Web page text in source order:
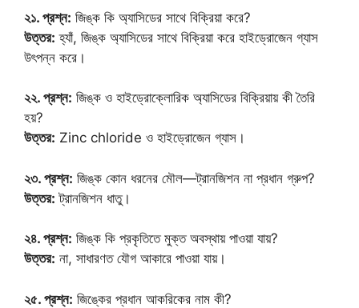
২১. প্রশ্ন: জিঙ্ক কি অ্যাসিডের সাথে বিক্রিয়া করে?
উত্তর: হ্যাঁ, জিঙ্ক অ্যাসিডের সাথে বিক্রিয়া করে হাইড্রোজেন গ্যাস
উৎপন্ন করে।
২২. প্রশ্ন: জিঙ্ক ও হাইড্রোক্লোরিক অ্যাসিডের বিক্রিয়ায় কী তৈরি
হয়?
উত্তর: Zinc chloride ও হাইড্রোজেন গ্যাস।
২৩. প্রশ্ন: জিঙ্ক কোন ধরনের মৌল—ট্রানজিশন না প্রধান গ্রুপ?
উত্তর: ট্রানজিশন ধাতু।
২৪. প্রশ্ন: জিঙ্ক কি প্রকৃতিতে মুক্ত অবস্থায় পাওয়া যায়?
উত্তর: না, সাধারণত যৌগ আকারে পাওয়া যায়।
২৫. প্রশ্ন: জিঙ্কের প্রধান আকরিকের নাম কী?